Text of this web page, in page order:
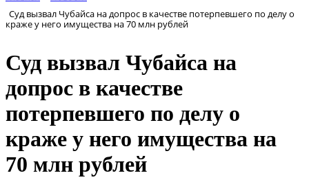
Суд вызвал Чубайса на допрос в качестве потерпевшего по делу о
краже у него имущества на 70 млн рублей
Суд вызвал Чубайса на
допрос в качестве
потерпевшего по делу о
краже у него имущества на
70 млн рублей